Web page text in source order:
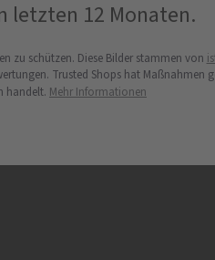
letzten 12 Monaten.
zu schützen. Diese Bilder stammen von
Trusted Shops hat Maßnahmen
handelt. Mehr Informationen